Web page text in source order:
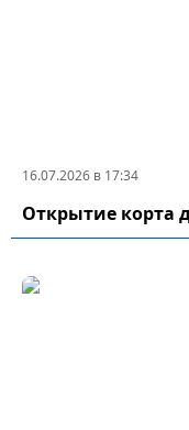
16.07.2026 в 17:34
Открытие корта